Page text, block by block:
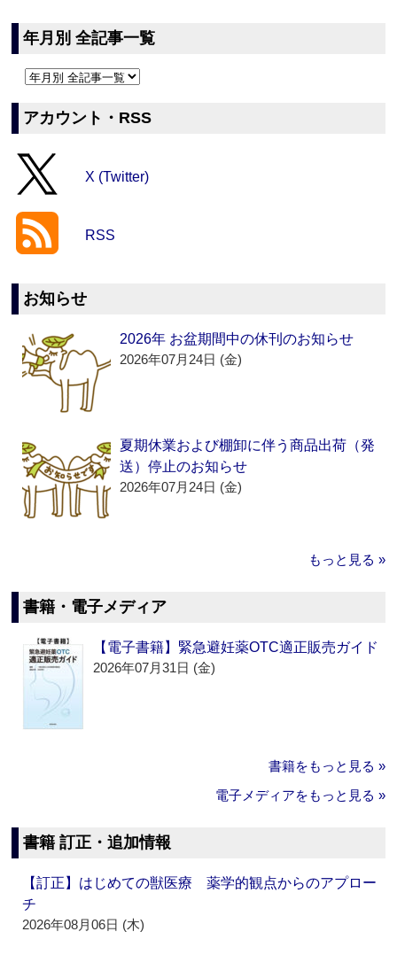
年月別 全記事一覧
アカウント・RSS
X (Twitter)
RSS
お知らせ
2026年 お盆期間中の休刊のお知らせ
2026年07月24日 (金)
夏期休業および棚卸に伴う商品出荷（発
送）停止のお知らせ
2026年07月24日 (金)
もっと見る »
書籍・電子メディア
【電子書籍】緊急避妊薬OTC適正販売ガイド
2026年07月31日 (金)
書籍をもっと見る »
電子メディアをもっと見る »
書籍 訂正・追加情報
【訂正】はじめての獣医療 薬学的観点からのアプロー
チ
2026年08月06日 (木)